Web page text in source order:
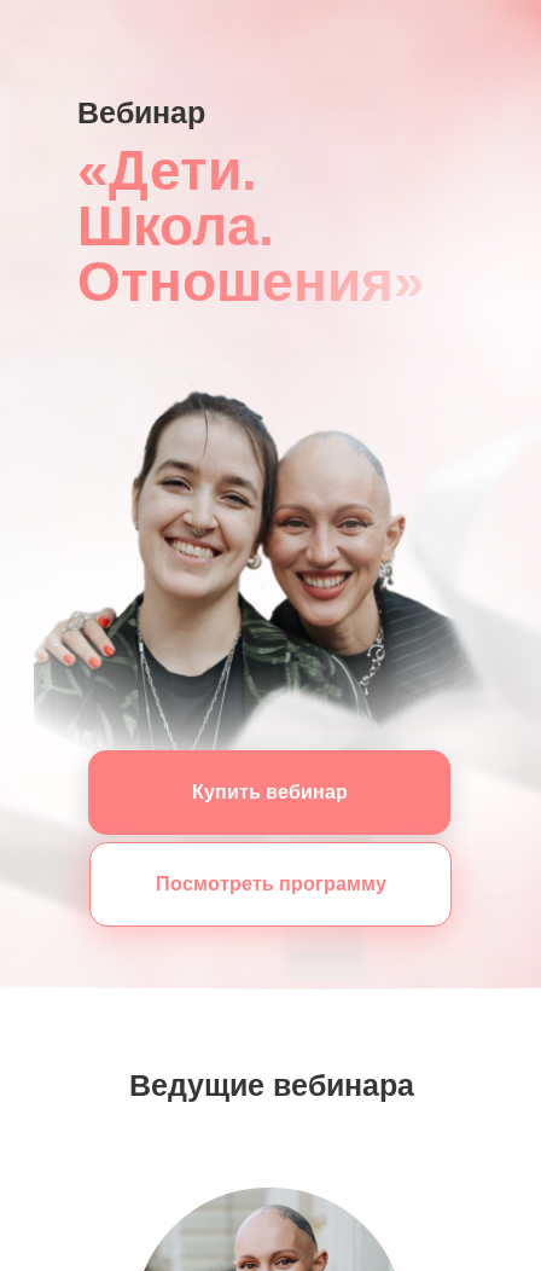
«Дети.
Школа.
Отношения»
Вебинар
Купить вебинар
Посмотреть программу
Ведущие вебинара